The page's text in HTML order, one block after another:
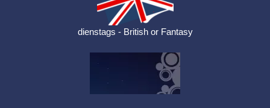
dienstags - British or Fantasy